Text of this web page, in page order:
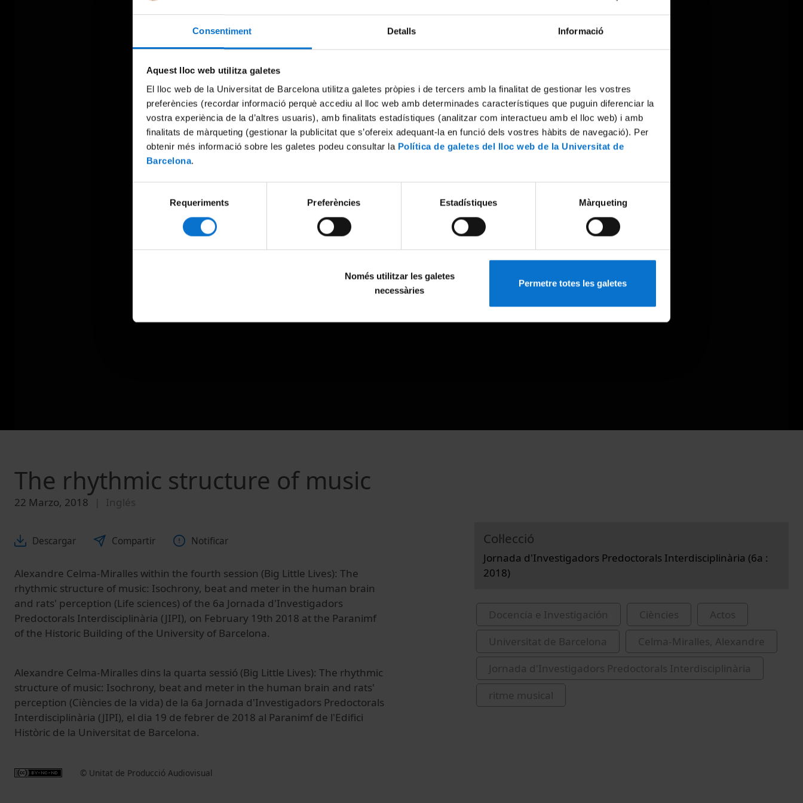
Consentiment Detalls Informació
Aquest lloc web utilitza galetes
El lloc web de la Universitat de Barcelona utilitza galetes pròpies i de tercers amb la finalitat de gestionar les vostres
preferències (recordar informació perquè accediu al lloc web amb determinades característiques que puguin diferenciar la
vostra experiència de la d’altres usuaris), amb finalitats estadístiques (analitzar com interactueu amb el lloc web) i amb
finalitats de màrqueting (gestionar la publicitat que s’ofereix adequant-la en funció dels vostres hàbits de navegació). Per
obtenir més informació sobre les galetes podeu consultar la Política de galetes del lloc web de la Universitat de
Barcelona.
Requeriments Preferències Estadístiques Màrqueting
Només utilitzar les galetes
necessàries
Permetre totes les galetes
Try again
The rhythmic structure of music
22 Marzo, 2018 Inglés
Descargar Compartir Notificar
Alexandre Celma-Miralles within the fourth session (Big Little Lives): The
rhythmic structure of music: Isochrony, beat and meter in the human brain
and rats' perception (Life sciences) of the 6a Jornada d'Investigadors
Predoctorals Interdisciplinària (JIPI), on February 19th 2018 at the Paranimf
of the Historic Building of the University of Barcelona.
Alexandre Celma-Miralles dins la quarta sessió (Big Little Lives): The rhythmic
structure of music: Isochrony, beat and meter in the human brain and rats'
perception (Ciències de la vida) de la 6a Jornada d'Investigadors Predoctorals
Interdisciplinària (JIPI), el dia 19 de febrer de 2018 al Paranimf de l'Edifici
Històric de la Universitat de Barcelona.
© Unitat de Producció Audiovisual
Col·lecció
Jornada d'Investigadors Predoctorals Interdisciplinària (6a :
2018)
Docencia e Investigación Ciències
Actos
Universitat de Barcelona
Celma-Miralles, Alexandre
Jornada d'Investigadors Predoctorals Interdisciplinària
ritme musical